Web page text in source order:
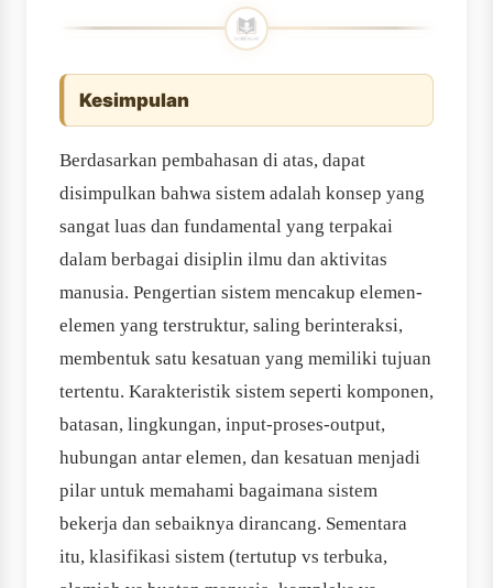
Kesimpulan
Berdasarkan pembahasan di atas, dapat
disimpulkan bahwa sistem adalah konsep yang
sangat luas dan fundamental yang terpakai
dalam berbagai disiplin ilmu dan aktivitas
manusia. Pengertian sistem mencakup elemen-
elemen yang terstruktur, saling berinteraksi,
membentuk satu kesatuan yang memiliki tujuan
tertentu. Karakteristik sistem seperti komponen,
batasan, lingkungan, input-proses-output,
hubungan antar elemen, dan kesatuan menjadi
pilar untuk memahami bagaimana sistem
bekerja dan sebaiknya dirancang. Sementara
itu, klasifikasi sistem (tertutup vs terbuka,